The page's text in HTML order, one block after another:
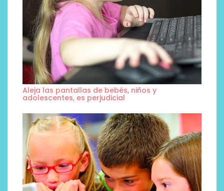
Aleja las pantallas de bebés, niños y
adolescentes, es perjudicial